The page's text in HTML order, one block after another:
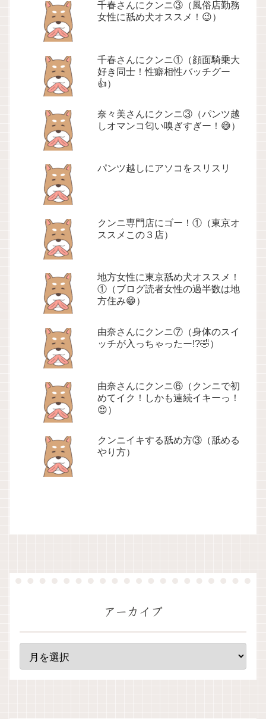
千春さんにクンニ③（風俗店勤務
女性に舐め犬オススメ！😉）
千春さんにクンニ①（顔面騎乗大
好き同士！性癖相性バッチグー
👍）
奈々美さんにクンニ③（パンツ越
しオマンコ匂い嗅ぎすぎー！😅）
パンツ越しにアソコをスリスリ
クンニ専門店にゴー！①（東京オ
ススメこの３店）
地方女性に東京舐め犬オススメ！
①（ブログ読者女性の過半数は地
方住み😁）
由奈さんにクンニ⑦（身体のスイ
ッチが入っちゃったー!?🤣）
由奈さんにクンニ⑥（クンニで初
めてイク！しかも連続イキーっ！
😍）
クンニイキする舐め方③（舐める
やり方）
アーカイブ